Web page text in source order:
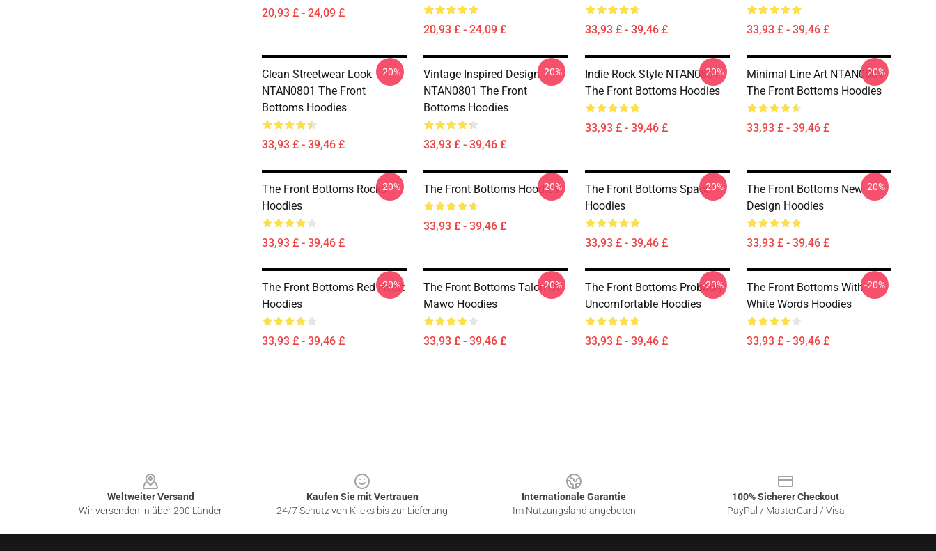
20,93 £ - 24,09 £
20,93 £ - 24,09 £ 33,93 £ - 39,46 £ 33,93 £ - 39,46 £
Clean Streetwear Look
NTAN0801 The Front
Bottoms Hoodies
33,93 £ - 39,46 £
-20%
Vintage Inspired Design
NTAN0801 The Front
Bottoms Hoodies
33,93 £ - 39,46 £
-20%
Indie Rock Style NTAN0801
The Front Bottoms Hoodies
33,93 £ - 39,46 £
-20%
Minimal Line Art NTAN0801
The Front Bottoms Hoodies
33,93 £ - 39,46 £
-20%
The Front Bottoms Rocks
Hoodies
33,93 £ - 39,46 £
-20% The Front Bottoms Hoodies
33,93 £ - 39,46 £
-20%
The Front Bottoms Space
Hoodies
33,93 £ - 39,46 £
-20%
The Front Bottoms New
Design Hoodies
33,93 £ - 39,46 £
-20%
The Front Bottoms Red Heart
Hoodies
33,93 £ - 39,46 £
-20%
The Front Bottoms Talon Of
Mawo Hoodies
33,93 £ - 39,46 £
-20%
The Front Bottoms Probably
Uncomfortable Hoodies
33,93 £ - 39,46 £
-20%
The Front Bottoms With
White Words Hoodies
33,93 £ - 39,46 £
-20%
Weltweiter Versand
Wir versenden in über 200 Länder
Kaufen Sie mit Vertrauen
24/7 Schutz von Klicks bis zur Lieferung
Internationale Garantie
Im Nutzungsland angeboten
100% Sicherer Checkout
PayPal / MasterCard / Visa